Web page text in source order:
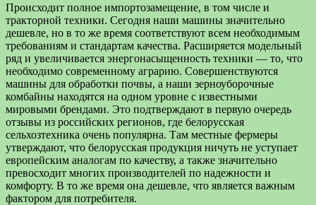
Происходит полное импортозамещение, в том числе и
тракторной техники. Сегодня наши машины значительно
дешевле, но в то же время соответствуют всем необходимым
требованиям и стандартам качества. Расширяется модельный
ряд и увеличивается энергонасыщенность техники — то, что
необходимо современному аграрию. Совершенствуются
машины для обработки почвы, а наши зерноуборочные
комбайны находятся на одном уровне с известными
мировыми брендами. Это подтверждают в первую очередь
отзывы из российских регионов, где белорусская
сельхозтехника очень популярна. Там местные фермеры
утверждают, что белорусская продукция ничуть не уступает
европейским аналогам по качеству, а также значительно
превосходит многих производителей по надежности и
комфорту. В то же время она дешевле, что является важным
фактором для потребителя.